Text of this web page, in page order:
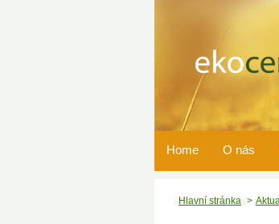
Home O nás
Hlavní stránka